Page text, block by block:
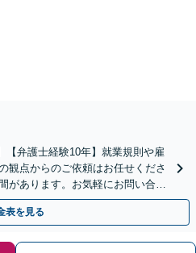
【弁護士経験10年】就業規則や雇
観点からのご依頼はお任せくださ
があります。お気軽にお問い合わ
表を見る